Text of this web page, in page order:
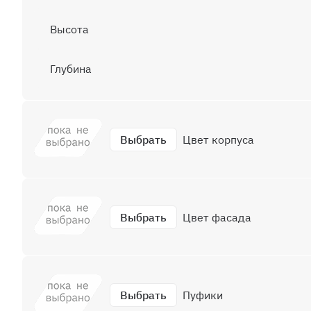
Высота
Глубина
Выбрать Цвет корпуса
Выбрать Цвет фасада
Выбрать Пуфики